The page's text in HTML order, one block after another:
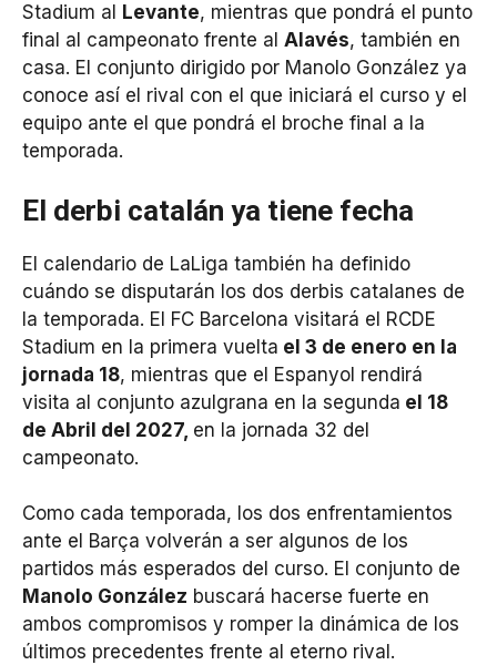
Stadium al
Levante, mientras que pondrá el punto
final al campeonato frente al Alavés, también en
casa. El conjunto dirigido por Manolo González ya
conoce así el rival con el que iniciará el curso y el
equipo ante el que pondrá el broche final a la
temporada.
El derbi catalán ya tiene fecha
El calendario de LaLiga también ha definido
cuándo se disputarán los dos derbis catalanes de
la temporada. El FC Barcelona visitará el RCDE
Stadium en la primera vuelta el 3 de enero en la
jornada 18, mientras que el Espanyol rendirá
visita al conjunto azulgrana en la segunda el 18
de Abril del 2027, en la jornada 32 del
campeonato.
Como cada temporada, los dos enfrentamientos
ante el Barça volverán a ser algunos de los
partidos más esperados del curso. El conjunto de
Manolo González buscará hacerse fuerte en
ambos compromisos y romper la dinámica de los
últimos precedentes frente al eterno rival.